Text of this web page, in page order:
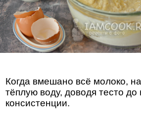
Когда вмешано всё молоко,
тёплую воду, доводя тесто
консистенции.